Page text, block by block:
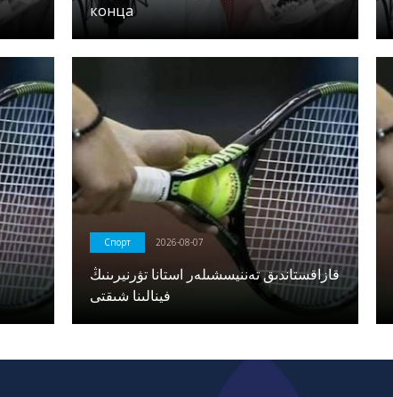
конца
Спорт 2026-08-07
قازاقستاندىق تەننيسشىلەر استانا تۋرنيرىنىڭ
فينالىنا شىقتى